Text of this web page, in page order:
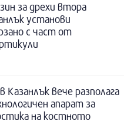
за дрехи втора
установи
с част от
Казанлък вече разполага
апарат за
на костното